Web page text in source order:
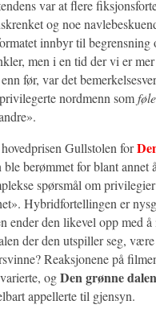
var at flere
og noe
innbyr til begrensning
men i en tid der vi er
før, var det
nordmenn som
Gullstolen for
berømmet for blant annet å
spørsmål om
Hybridfortellingen er
ender den likevel opp med å
der den utspiller seg,
Reaksjonene på
ogDen grønne dalen
appellerte til gjensyn.